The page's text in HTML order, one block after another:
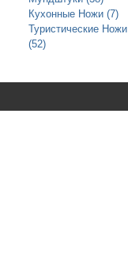
Кухонные Ножи (7)
Туристические Ножи
(52)